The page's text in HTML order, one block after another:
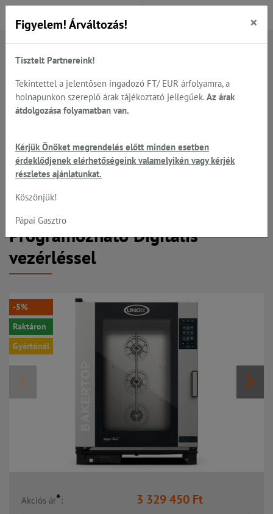
Főoldal Termékek
UNOX - cukrászati kemencék, állványok, tisztítás...
UNOX - cukrászati sütők manuális vagy digitális...
UNOX BakerTop MIND.Maps
EPRM Plus - 10 tálcás CUKRÁSZ
sütő, 10*600*400 mm tálcahely,
elektromos, légkeveréses,
Programozható Digitális
vezérléssel
-5%
Raktáron
Gyártónál
Akciós ár*: 3 329 450 Ft
Figyelem! Árváltozás! ×
Tisztelt Partnereink!
Tekintettel a jelentősen ingadozó FT/ EUR árfolyamra, a
holnapunkon szereplő árak tájékoztató jellegűek. Az árak
átdolgozása folyamatban van.
Kérjük Önöket megrendelés előtt minden esetben
érdeklődjenek elérhetőségeink valamelyikén vagy kérjék
részletes ajánlatunkat.
Köszönjük!
Pápai Gasztro